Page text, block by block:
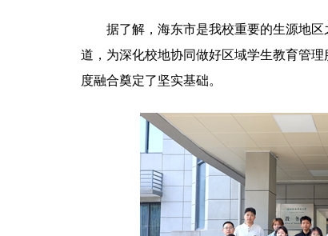
据了解，海东市是我校重要的生源地
道，为深化校地协同做好区域学生教育管
度融合奠定了坚实基础。